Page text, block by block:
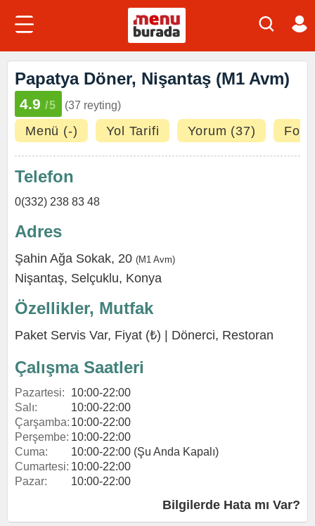
Papatya Döner, Nişantaş (M1 Avm)
4.9 /5 (37 reyting)
Menü (-) Yol Tarifi Yorum (37)
Telefon
0(332) 238 83 48
Adres
Şahin Ağa Sokak, 20 (M1 Avm)
Nişantaş, Selçuklu, Konya
Özellikler, Mutfak
Paket Servis Var, Fiyat (₺) | Dönerci, Restoran
Çalışma Saatleri
Pazartesi:
10:00-22:00
Salı:
10:00-22:00
Çarşamba: 10:00-22:00
Perşembe: 10:00-22:00
Cuma:
10:00-22:00 (Şu Anda Kapalı)
Cumartesi: 10:00-22:00
Pazar:
10:00-22:00
Bilgilerde Hata mı Var?